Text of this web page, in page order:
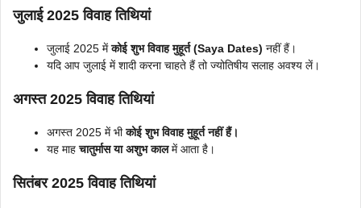
जुलाई 2025 विवाह तिथियां
जुलाई 2025 मेंकोई शुभ विवाह मुहूर्त (Saya Dates) नहीं हैं।
यदि आप जुलाई में शादी करना चाहते हैं तो ज्योतिषीय सलाह अवश्य लें।
अगस्त 2025 विवाह तिथियां
अगस्त 2025 में भीकोई शुभ विवाह मुहूर्त नहीं हैं।
यह माहचातुर्मास या अशुभ कालमें आता है।
सितंबर 2025 विवाह तिथियां